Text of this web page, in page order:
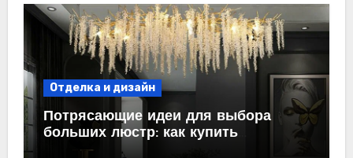
Отделка и дизайн
Потрясающие идеи для выбора
больших люстр: как купить
идеальный светильник